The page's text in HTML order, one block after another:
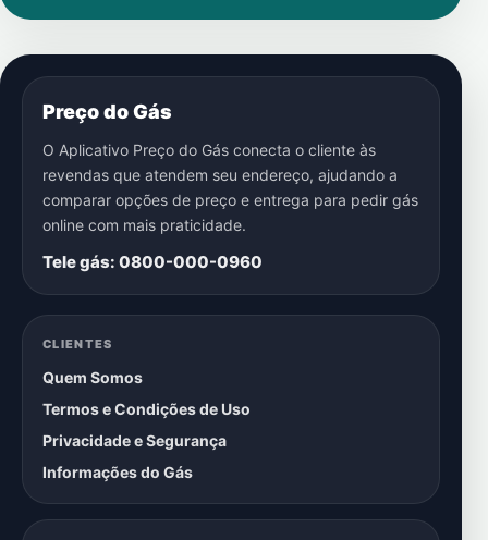
Preço do Gás
O Aplicativo Preço do Gás conecta o cliente às
revendas que atendem seu endereço, ajudando a
comparar opções de preço e entrega para pedir gás
online com mais praticidade.
Tele gás: 0800-000-0960
CLIENTES
Quem Somos
Termos e Condições de Uso
Privacidade e Segurança
Informações do Gás